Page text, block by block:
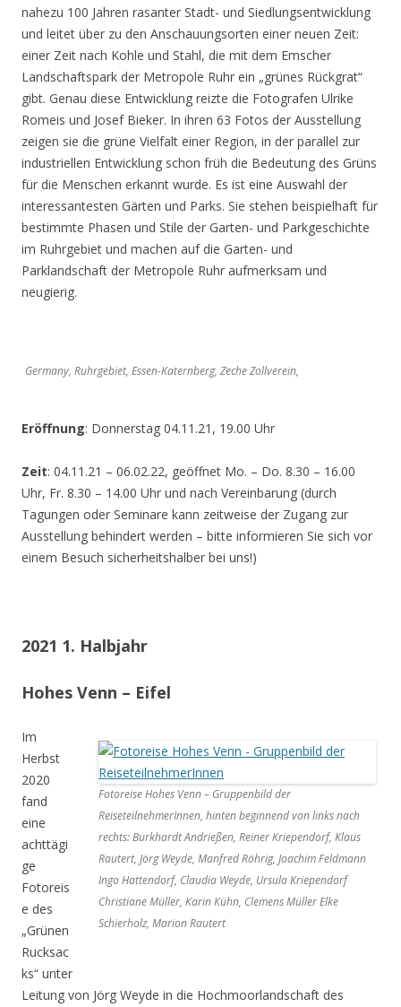
nahezu 100 Jahren rasanter Stadt- und Siedlungsentwicklung
und leitet über zu den Anschauungsorten einer neuen Zeit:
einer Zeit nach Kohle und Stahl, die mit dem Emscher
Landschaftspark der Metropole Ruhr ein „grünes Rückgrat“
gibt. Genau diese Entwicklung reizte die Fotografen Ulrike
Romeis und Josef Bieker. In ihren 63 Fotos der Ausstellung
zeigen sie die grüne Vielfalt einer Region, in der parallel zur
industriellen Entwicklung schon früh die Bedeutung des Grüns
für die Menschen erkannt wurde. Es ist eine Auswahl der
interessantesten Gärten und Parks. Sie stehen beispielhaft für
bestimmte Phasen und Stile der Garten- und Parkgeschichte
im Ruhrgebiet und machen auf die Garten- und
Parklandschaft der Metropole Ruhr aufmerksam und
neugierig.
Germany, Ruhrgebiet, Essen-Katernberg, Zeche Zollverein,
Eröffnung: Donnerstag 04.11.21, 19.00 Uhr
Zeit: 04.11.21 – 06.02.22, geöffnet Mo. – Do. 8.30 – 16.00
Uhr, Fr. 8.30 – 14.00 Uhr und nach Vereinbarung (durch
Tagungen oder Seminare kann zeitweise der Zugang zur
Ausstellung behindert werden – bitte informieren Sie sich vor
einem Besuch sicherheitshalber bei uns!)
2021 1. Halbjahr
Hohes Venn – Eifel
Fotoreise Hohes Venn – Gruppenbild der
ReiseteilnehmerInnen, hinten beginnend von links nach
rechts: Burkhardt Andrießen, Reiner Kriependorf, Klaus
Rautert, Jörg Weyde, Manfred Röhrig, Joachim Feldmann
Ingo Hattendorf, Claudia Weyde, Ursula Kriependorf
Christiane Müller, Karin Kühn, Clemens Müller Elke
Schierholz, Marion Rautert
Im
Herbst
2020
fand
eine
achttägi
ge
Fotoreis
e des
„Grünen
Rucksac
ks“ unter
Leitung von Jörg Weyde in die Hochmoorlandschaft des